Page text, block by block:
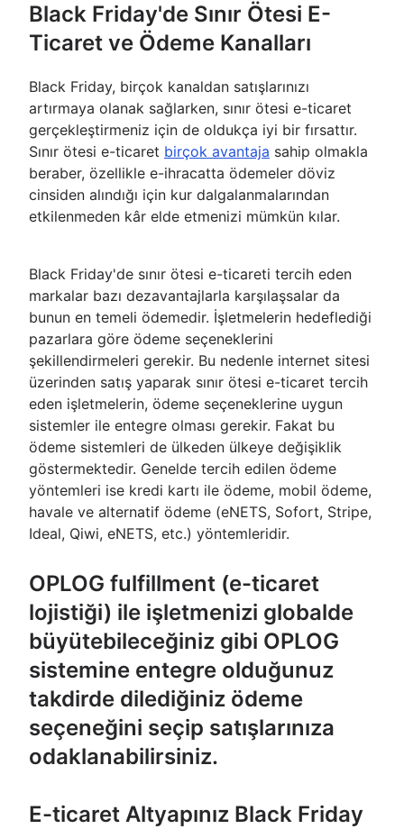
Black Friday'de Sınır Ötesi E-
Ticaret ve Ödeme Kanalları
Black Friday, birçok kanaldan satışlarınızı
artırmaya olanak sağlarken, sınır ötesi e-ticaret
gerçekleştirmeniz için de oldukça iyi bir fırsattır.
Sınır ötesi e-ticaret birçok avantaja sahip olmakla
beraber, özellikle e-ihracatta ödemeler döviz
cinsiden alındığı için kur dalgalanmalarından
etkilenmeden kâr elde etmenizi mümkün kılar.
Black Friday'de sınır ötesi e-ticareti tercih eden
markalar bazı dezavantajlarla karşılaşsalar da
bunun en temeli ödemedir. İşletmelerin hedeflediği
pazarlara göre ödeme seçeneklerini
şekillendirmeleri gerekir. Bu nedenle internet sitesi
üzerinden satış yaparak sınır ötesi e-ticaret tercih
eden işletmelerin, ödeme seçeneklerine uygun
sistemler ile entegre olması gerekir. Fakat bu
ödeme sistemleri de ülkeden ülkeye değişiklik
göstermektedir. Genelde tercih edilen ödeme
yöntemleri ise kredi kartı ile ödeme, mobil ödeme,
havale ve alternatif ödeme (eNETS, Sofort, Stripe,
Ideal, Qiwi, eNETS, etc.) yöntemleridir.
OPLOG fulfillment (e-ticaret
lojistiği) ile işletmenizi globalde
büyütebileceğiniz gibi OPLOG
sistemine entegre olduğunuz
takdirde dilediğiniz ödeme
seçeneğini seçip satışlarınıza
odaklanabilirsiniz.
E-ticaret Altyapınız Black Friday